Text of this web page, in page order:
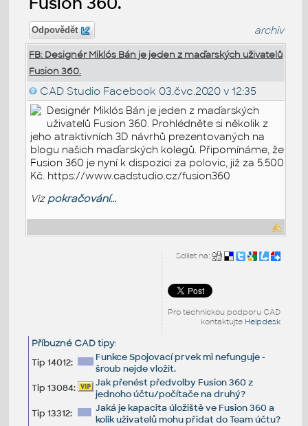
Odpovědět archiv
FB: Designér Miklós Bán je jeden z maďarských uživatelů
Fusion 360.
CAD Studio Facebook 03.čvc.2020 v 12:35
Designér Miklós Bán je jeden z maďarských
uživatelů Fusion 360. Prohlédněte si několik z
jeho atraktivních 3D návrhů prezentovaných na
blogu našich maďarských kolegů. Připomínáme, že
Fusion 360 je nyní k dispozici za polovic, již za 5.500
Kč. https://www.cadstudio.cz/fusion360
Viz pokračování...
Sdílet na:
Pro technickou podporu CAD
kontaktujte Helpdesk
Příbuzné CAD tipy:
Tip 14012:
Funkce Spojovací prvek mi nefunguje -
šroub nejde vložit.
Tip 13084:
Jak přenést předvolby Fusion 360 z
jednoho účtu/počítače na druhý?
Tip 13312:
Jaká je kapacita úložiště ve Fusion 360 a
kolik uživatelů mohu přidat do Team účtu?